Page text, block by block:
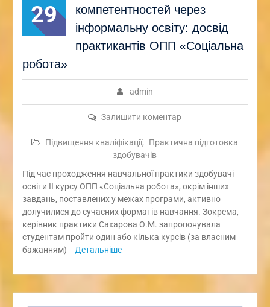
29
компетентностей через
інформальну освіту: досвід
практикантів ОПП «Соціальна
робота»
admin
Залишити коментар
Підвищення кваліфікації,
Практична підготовка
здобувачів
Під час проходження навчальної практики здобувачі
освіти ІІ курсу ОПП «Соціальна робота», окрім інших
завдань, поставлених у межах програми, активно
долучилися до сучасних форматів навчання. Зокрема,
керівник практики Сахарова О.М. запропонувала
студентам пройти один або кілька курсів (за власним
бажанням)
Детальніше